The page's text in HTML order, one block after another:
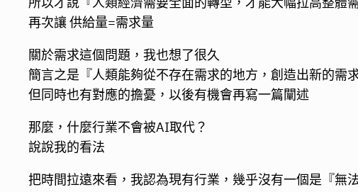
再次讓 供給量=需求量
關於需求這個問題，我也想了很久
簡言之是『人類能夠從不存在需求的地方，創造出新的需求
但同時也有對應的擔憂，以後有機會再寫一篇闡述
那麼，什麼行業不會被AI取代？
說說我的看法
把時間拉遠來看，我認為現有行業，幾乎沒有一個是『無